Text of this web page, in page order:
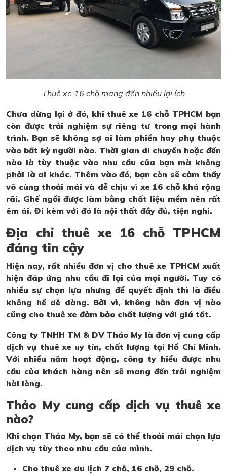
Thuê xe 16 chỗ mang đến nhiều lợi ích
Chưa dừng lại ở đó, khi thuê xe 16 chỗ TPHCM bạn
còn được trải nghiệm sự riêng tư trong mọi hành
trình. Bạn sẽ không sợ ai làm phiền hay phụ thuộc
vào bất kỳ người nào. Thời gian di chuyển hoặc đến
nào là tùy thuộc vào nhu cầu của bạn mà không
phải là ai khác. Thêm vào đó, bạn còn sẽ cảm thấy
vô cùng thoải mái và dễ chịu vì xe 16 chỗ khá rộng
rãi. Ghế ngồi được làm bằng chất liệu mềm nên rất
êm ái. Đi kèm với đó là nội thất đầy đủ, tiện nghi.
Địa chỉ thuê xe 16 chỗ TPHCM
đáng tin cậy
Hiện nay, rất nhiều đơn vị cho thuê xe TPHCM xuất
hiện đáp ứng nhu cầu đi lại của mọi người. Tuy có
nhiều sự chọn lựa nhưng để quyết định thì là điều
không hề dễ dàng. Bởi vì, không hẳn đơn vị nào
cũng cho thuê xe đảm bảo chất lượng với giá tốt.
Công ty TNHH TM & DV Thảo My là đơn vị cung cấp
dịch vụ thuê xe uy tín, chất lượng tại Hồ Chí Minh.
Với nhiều năm hoạt động, công ty hiểu được nhu
cầu của khách hàng nên sẽ mang đến trải nghiệm
hài lòng.
Thảo My cung cấp dịch vụ thuê xe
nào?
Khi chọn Thảo My, bạn sẽ có thể thoải mái chọn lựa
dịch vụ tùy theo nhu cầu của mình.
Cho thuê xe du lịch 7 chỗ, 16 chỗ, 29 chỗ.